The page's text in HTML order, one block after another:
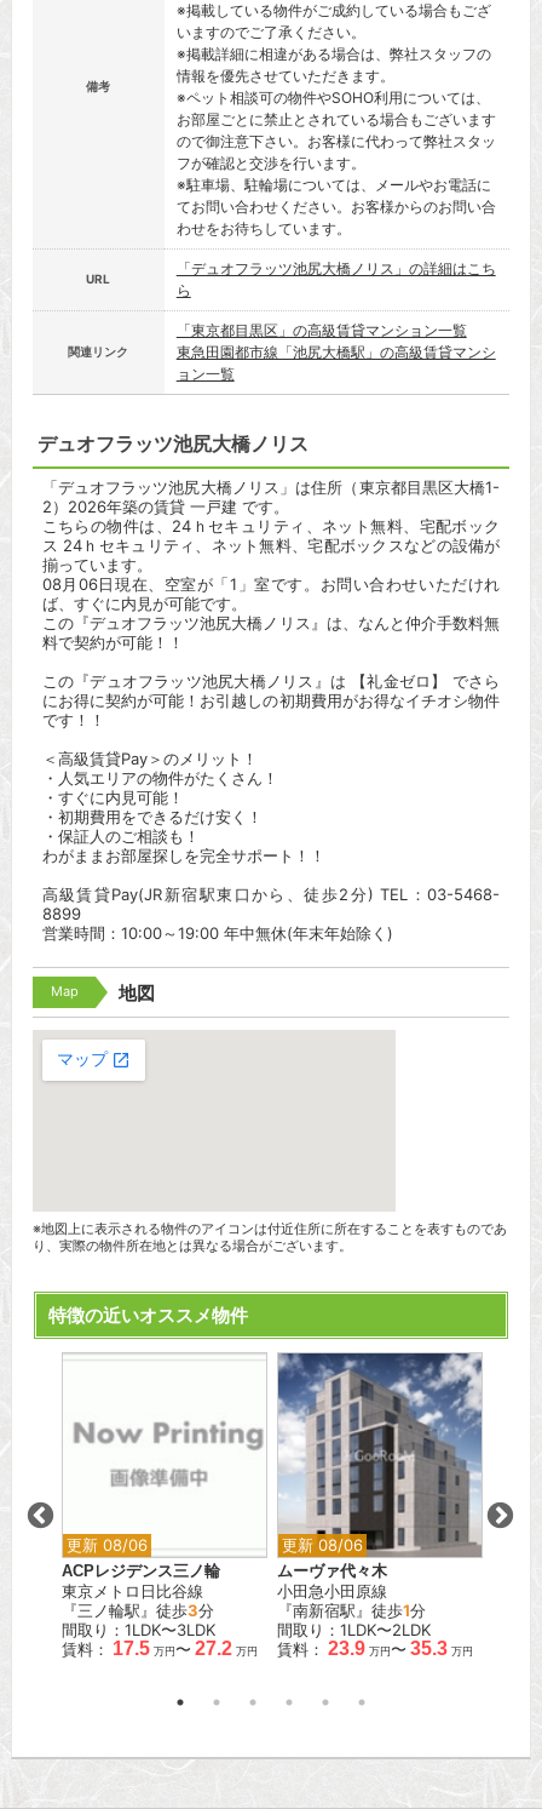
備考
※掲載している物件がご成約している場合もござ
いますのでご了承ください。
※掲載詳細に相違がある場合は、弊社スタッフの
情報を優先させていただきます。
※ペット相談可の物件やSOHO利用については、
お部屋ごとに禁止とされている場合もございます
ので御注意下さい。お客様に代わって弊社スタッ
フが確認と交渉を行います。
※駐車場、駐輪場については、メールやお電話に
てお問い合わせください。お客様からのお問い合
わせをお待ちしています。
URL
「デュオフラッツ池尻大橋ノリス」の詳細はこち
ら
関連リンク
「東京都目黒区」の高級賃貸マンション一覧
東急田園都市線「池尻大橋駅」の高級賃貸マンシ
ョン一覧
デュオフラッツ池尻大橋ノリス
「デュオフラッツ池尻大橋ノリス」は住所（東京都目黒区大橋1-
2）2026年築の賃貸 一戸建 です。
こちらの物件は、24ｈセキュリティ、ネット無料、宅配ボック
ス 24ｈセキュリティ、ネット無料、宅配ボックスなどの設備が
揃っています。
08月06日現在、空室が「1」室です。お問い合わせいただけれ
ば、すぐに内見が可能です。
この『デュオフラッツ池尻大橋ノリス』は、なんと仲介手数料無
料で契約が可能！！
この『デュオフラッツ池尻大橋ノリス』は 【礼金ゼロ】 でさら
にお得に契約が可能！お引越しの初期費用がお得なイチオシ物件
です！！
＜高級賃貸Pay＞のメリット！
・人気エリアの物件がたくさん！
・すぐに内見可能！
・初期費用をできるだけ安く！
・保証人のご相談も！
わがままお部屋探しを完全サポート！！
高級賃貸Pay(JR新宿駅東口から、徒歩2分) TEL：03-5468-
8899
営業時間：10:00～19:00 年中無休(年末年始除く)
Map 地図
※地図上に表示される物件のアイコンは付近住所に所在することを表すものであ
り、実際の物件所在地とは異なる場合がございます。
特徴の近いオススメ物件
更新 08/06
ACPレジデンス三ノ輪
東京メトロ日比谷線
『三ノ輪駅』徒歩3分
間取り：1LDK〜3LDK
賃料： 17.5 万円〜 27.2 万円
更新 08/06
ムーヴァ代々木
小田急小田原線
『南新宿駅』徒歩1分
間取り：1LDK〜2LDK
賃料： 23.9 万円〜 35.3 万円